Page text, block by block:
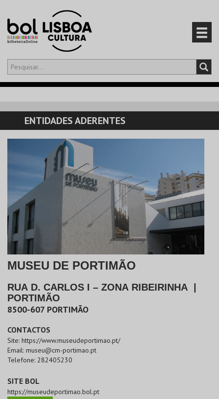
Olá,iniciar sessão
CARRINHO
EVENTOS
CARTÕES
PRODUTOS
ENTIDADES ADERENTES
MUSEU DE PORTIMÃO
RUA D. CARLOS I – ZONA RIBEIRINHA
PORTIMÃO
8500-607 PORTIMÃO
CONTACTOS
Site: https://www.museudeportimao.pt/
Email: museu@cm-portimao.pt
Telefone: 282405230
SITE BOL
https://museudeportimao.bol.pt